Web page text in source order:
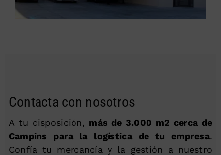
Contacta con nosotros
A tu disposición, más de 3.000 m2 cerca de
Campins para la logística de tu empresa.
Confía tu mercancía y la gestión a nuestro